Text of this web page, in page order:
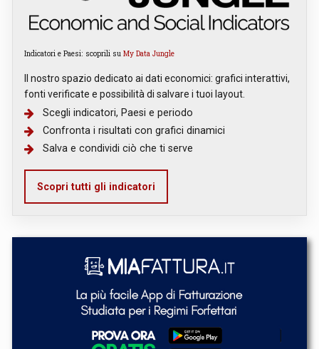
Indicatori e Paesi: scoprili su My Data Jungle
Il nostro spazio dedicato ai dati economici: grafici interattivi,
fonti verificate e possibilità di salvare i tuoi layout.
Scegli indicatori, Paesi e periodo
Confronta i risultati con grafici dinamici
Salva e condividi ciò che ti serve
Scopri tutti gli indicatori